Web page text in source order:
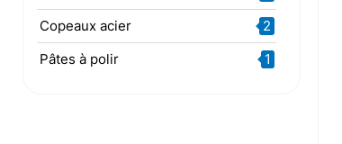
Copeaux acier
2
Pâtes à polir
1